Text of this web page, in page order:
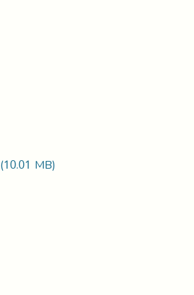
(10.01 MB)